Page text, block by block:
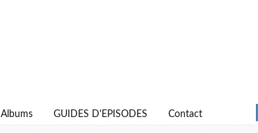
Albums GUIDES D'EPISODES Contact